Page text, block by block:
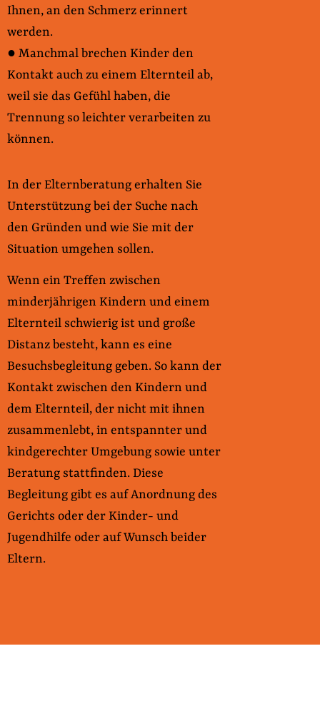
Ihnen, an den Schmerz erinnert
werden.
● Manchmal brechen Kinder den
Kontakt auch zu einem Elternteil ab,
weil sie das Gefühl haben, die
Trennung so leichter verarbeiten zu
können.
In der Elternberatung erhalten Sie
Unterstützung bei der Suche nach
den Gründen und wie Sie mit der
Situation umgehen sollen.
Wenn ein Treffen zwischen
minderjährigen Kindern und einem
Elternteil schwierig ist und große
Distanz besteht, kann es eine
Besuchsbegleitung geben. So kann der
Kontakt zwischen den Kindern und
dem Elternteil, der nicht mit ihnen
zusammenlebt, in entspannter und
kindgerechter Umgebung sowie unter
Beratung stattfinden. Diese
Begleitung gibt es auf Anordnung des
Gerichts oder der Kinder- und
Jugendhilfe oder auf Wunsch beider
Eltern.